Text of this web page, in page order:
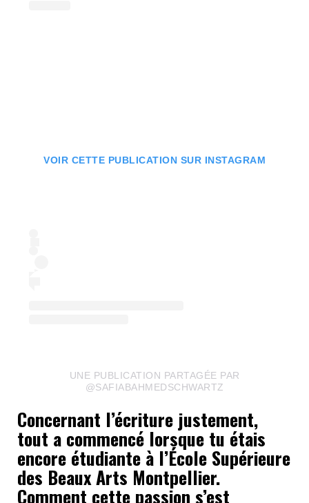
VOIR CETTE PUBLICATION SUR INSTAGRAM
UNE PUBLICATION PARTAGÉE PAR
@SAFIABAHMEDSCHWARTZ
Concernant l’écriture justement,
tout a commencé lorsque tu étais
encore étudiante à l’École Supérieure
des Beaux Arts Montpellier.
Comment cette passion s’est